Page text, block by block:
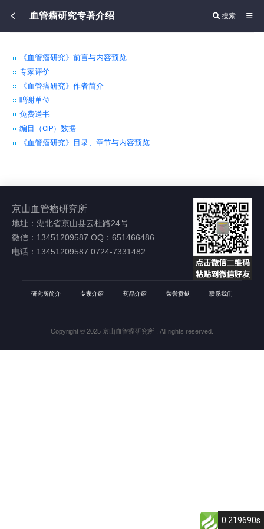
血管瘤研究专著介绍 搜索
《血管瘤研究》前言与内容预览
专家评价
《血管瘤研究》作者简介
呜谢单位
免费送书
编目（CIP）数据
《血管瘤研究》目录、章节与内容预览
京山血管瘤研究所
地址：湖北省京山县云杜路24号
微信：13451209587 OQ：651466486
电话：13451209587 0724-7331482
研究所简介 专家介绍 药品介绍 荣誉贡献 联系我们
Copyright © 2025 京山血管瘤研究所 . All rights reserved.
0.219690s